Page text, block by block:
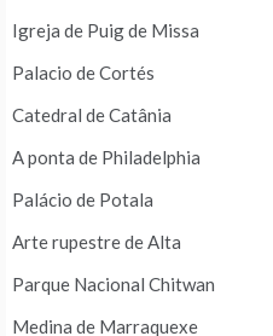
Igreja de Puig de Missa
Palacio de Cortés
Catedral de Catânia
A ponta de Philadelphia
Palácio de Potala
Arte rupestre de Alta
Parque Nacional Chitwan
Medina de Marraquexe